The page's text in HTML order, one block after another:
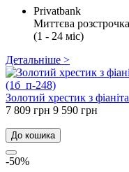
Privatbank
Миттєва розстрочка
(1 - 24 міс)
Детальніше >
Золотий хрестик з
7 809 грн 9 590 грн
До кошика
-50%